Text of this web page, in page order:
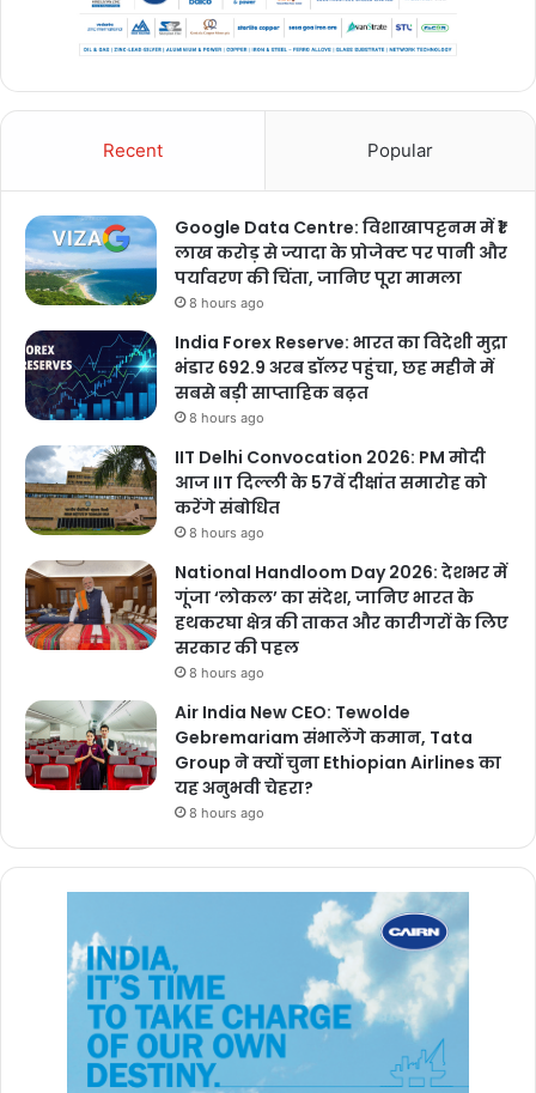
Recent Popular
Google Data Centre: विशाखापट्टनम में ₹1
लाख करोड़ से ज्यादा के प्रोजेक्ट पर पानी और
पर्यावरण की चिंता, जानिए पूरा मामला
8 hours ago
India Forex Reserve: भारत का विदेशी मुद्रा
भंडार 692.9 अरब डॉलर पहुंचा, छह महीने में
सबसे बड़ी साप्ताहिक बढ़त
8 hours ago
IIT Delhi Convocation 2026: PM मोदी
आज IIT दिल्ली के 57वें दीक्षांत समारोह को
करेंगे संबोधित
8 hours ago
National Handloom Day 2026: देशभर में
गूंजा ‘लोकल’ का संदेश, जानिए भारत के
हथकरघा क्षेत्र की ताकत और कारीगरों के लिए
सरकार की पहल
8 hours ago
Air India New CEO: Tewolde
Gebremariam संभालेंगे कमान, Tata
Group ने क्यों चुना Ethiopian Airlines का
यह अनुभवी चेहरा?
8 hours ago